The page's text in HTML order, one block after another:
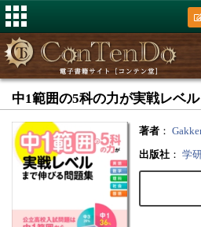
中1範囲の5科の力が実戦レベ
著者 ：
出版社 ： 学